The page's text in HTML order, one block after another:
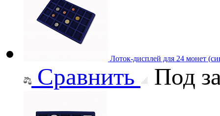
Лоток-дисплей для 24 монет
Сравнить Под